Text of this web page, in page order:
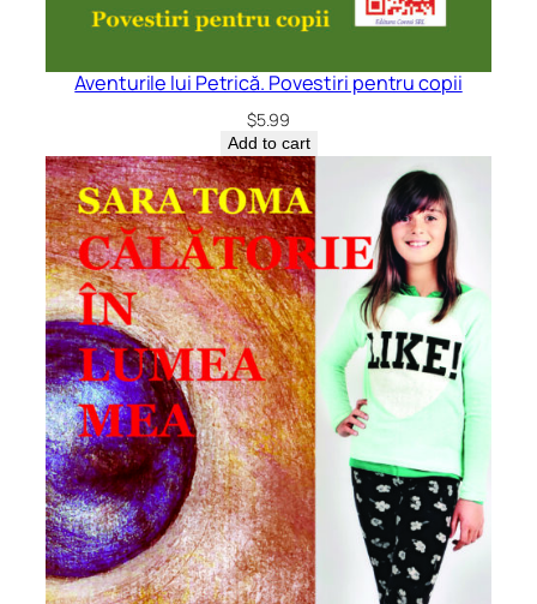
Aventurile lui Petrică. Povestiri pentru copii
$5.99
Add to cart